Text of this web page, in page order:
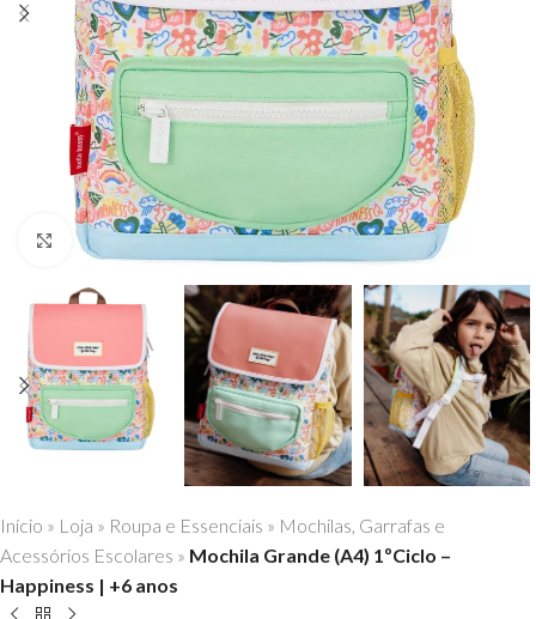
Click to enlarge
Início » Loja » Roupa e Essenciais » Mochilas, Garrafas e
Acessórios Escolares » Mochila Grande (A4) 1ºCiclo –
Happiness | +6 anos